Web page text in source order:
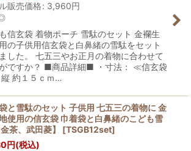
販売価格: 3,960円
信玄袋 着物ポーチ 雪駄のセット 金襴生
の子供用信玄袋と白鼻緒の雪駄をセット
した。 七五三やお正月の着物に合わせて
ですか？ ■商品詳細■ ・寸法： ≪信玄袋
約１５ｃｍ…
と雪駄のセット 子供用 七五三の着物に 金
使用の信玄袋 巾着袋と白鼻緒のこども雪
茶、武田菱】
[TSGB12set]
円(税込)